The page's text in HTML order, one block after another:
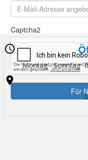
Montag - Sonntag